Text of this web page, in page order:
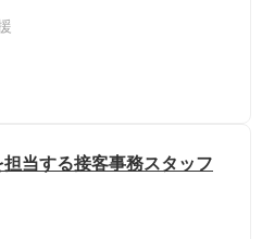
当する接客事務スタッフ